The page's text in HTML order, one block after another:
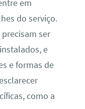
em
do serviço.
ser
e
e formas de
como a